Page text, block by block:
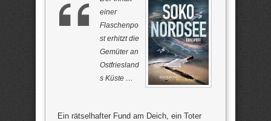
einer
Flaschenpo
st erhitzt die
Gemüter an
Ostfriesland
s Küste …
Ein rätselhafter Fund am Deich, ein Toter